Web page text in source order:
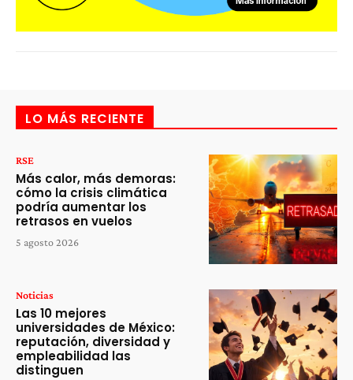
LO MÁS RECIENTE
RSE
Más calor, más demoras:
cómo la crisis climática
podría aumentar los
retrasos en vuelos
5 agosto 2026
Noticias
Las 10 mejores
universidades de México:
reputación, diversidad y
empleabilidad las
distinguen